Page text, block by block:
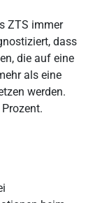
ZTS immer
dass
die auf eine
als eine
werden.